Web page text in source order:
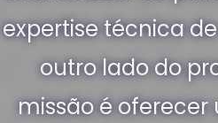
expertise técnica
outro lado do
missão é oferecer